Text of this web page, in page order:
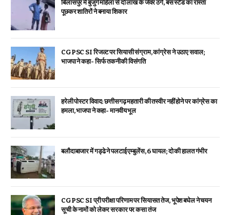
बिलासपुर में बुजुर्ग महिला से दो लाख के जेवर ठगे, बस स्टैंड का रास्ता
पूछकर शातिरों ने बनाया शिकार
CGPSC SI रिजल्ट पर सियासी संग्राम, कांग्रेस ने उठाए सवाल;
भाजपा ने कहा- सिर्फ तकनीकी विसंगति
हरेली पोस्टर विवाद: छत्तीसगढ़ महतारी की तस्वीर नहीं होने पर कांग्रेस का
हमला, भाजपा ने कहा- मानवीय भूल
बलौदाबाजार में गड्ढे ने पलटाई एम्बुलेंस, 6 घायल; दो की हालत गंभीर
CGPSC SI प्री परीक्षा परिणाम पर सियासत तेज, भूपेश बघेल ने चयन
सूची के नामों को लेकर सरकार पर कसा तंज